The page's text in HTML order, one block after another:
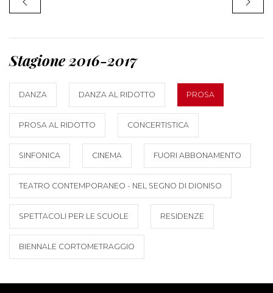
Stagione 2016-2017
DANZA DANZA AL RIDOTTO PROSA
PROSA AL RIDOTTO CONCERTISTICA
SINFONICA CINEMA FUORI ABBONAMENTO
TEATRO CONTEMPORANEO - NEL SEGNO DI DIONISO
SPETTACOLI PER LE SCUOLE RESIDENZE
BIENNALE CORTOMETRAGGIO